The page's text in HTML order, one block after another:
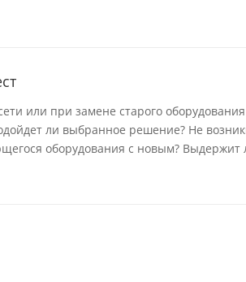
или при замене старого
ли выбранное решение? Не
оборудования с новым? Выдержит